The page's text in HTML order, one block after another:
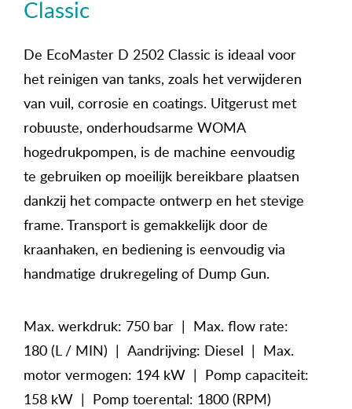
Classic
De EcoMaster D 2502 Classic is ideaal voor
het reinigen van tanks, zoals het verwijderen
van vuil, corrosie en coatings. Uitgerust met
robuuste, onderhoudsarme WOMA
hogedrukpompen, is de machine eenvoudig
te gebruiken op moeilijk bereikbare plaatsen
dankzij het compacte ontwerp en het stevige
frame. Transport is gemakkelijk door de
kraanhaken, en bediening is eenvoudig via
handmatige drukregeling of Dump Gun.
Max. werkdruk: 750 bar | Max. flow rate:
180 (L / MIN) | Aandrijving: Diesel | Max.
motor vermogen: 194 kW | Pomp capaciteit:
158 kW | Pomp toerental: 1800 (RPM)